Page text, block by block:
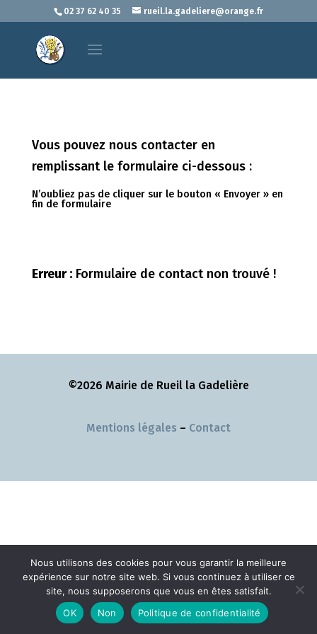
02 37 62 40 35 rueil.la.gadeliere@orange.fr
Vous pouvez nous contacter en
remplissant le formulaire ci-dessous :
N’oubliez pas de cliquer sur le bouton « Envoyer » en
fin de formulaire
Erreur :Formulaire de contact non trouvé !
©2026 Mairie de Rueil la Gadelière
Mentions légales – Contact
Nous utilisons des cookies pour vous garantir la meilleure
expérience sur notre site web. Si vous continuez à utiliser ce
site, nous supposerons que vous en êtes satisfait.
OK
Non Politique de confidentialité